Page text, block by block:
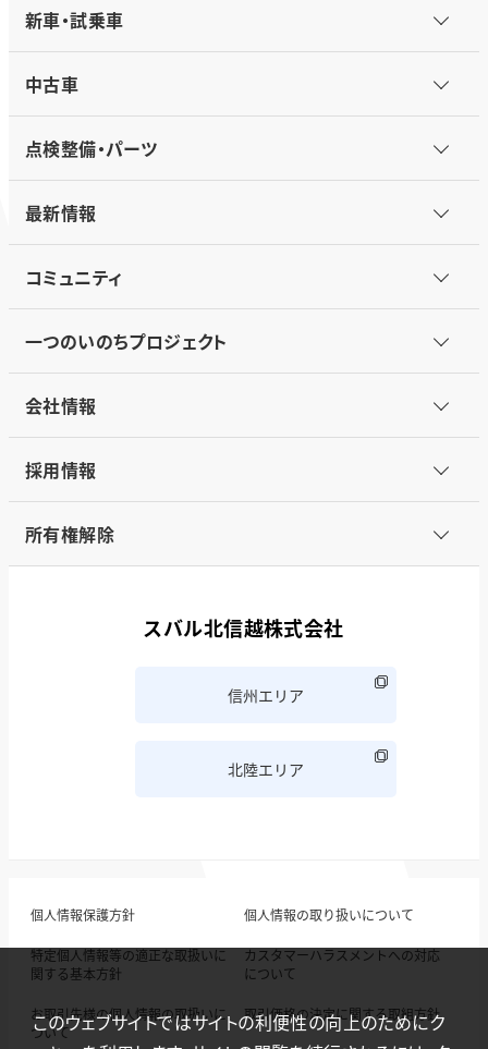
新車・試乗車
中古車
点検整備・パーツ
最新情報
コミュニティ
一つのいのちプロジェクト
会社情報
採用情報
所有権解除
スバル北信越株式会社
信州エリア
北陸エリア
個人情報保護方針 個人情報の取り扱いについて
特定個人情報等の適正な取扱いに
関する基本方針
カスタマーハラスメントへの対応
について
お取引先様の個人情報の取扱いに
ついて
取引価格の決定に関する取組方針
このウェブサイトではサイトの利便性の向上のためにク